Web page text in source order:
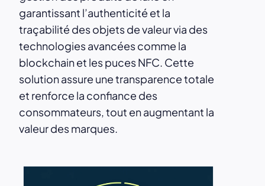
garantissant l’authenticité et la
traçabilité des objets de valeur via des
technologies avancées comme la
blockchain et les puces NFC. Cette
solution assure une transparence totale
et renforce la confiance des
consommateurs, tout en augmentant la
valeur des marques.